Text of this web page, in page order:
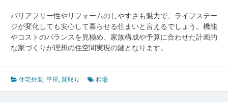
バリアフリー性やリフォームのしやすさも魅力で、ライフステー
ジが変化しても安心して暮らせる住まいと言えるでしょう。機能
やコストのバランスを見極め、家族構成や予算に合わせた計画的
な家づくりが理想の住空間実現の鍵となります。
住宅外装,平屋,間取り 相場